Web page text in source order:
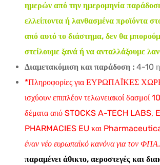
ημερών από την ημερομηνία
ελλείποντα ή λανθασμένα προϊόντα
από αυτό το διάστημα, δεν θα
στείλουμε ξανά ή να ανταλλάξουμε
Διαμετακόμιση και παράδοση : 4-10
*Πληροφορίες για ΕΥΡΩΠΑΪΚΕΣ
ισχύουν επιπλέον τελωνειακοί δασμοί
δέματα από STOCKS A-TECH LABS,
PHARMACIES EU και
έναν νέο ευρωπαϊκό κανόνα για τον ΦΠΑ.
παραμένει άθικτο, αεροστεγές και